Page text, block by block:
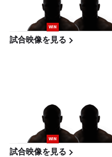
WIN
試合映像を見る
WIN
試合映像を見る